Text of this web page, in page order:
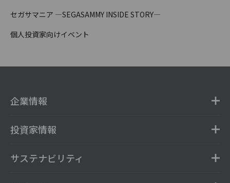
セガサマニア ―SEGASAMMY INSIDE STORY―
個人投資家向けイベント
企業情報
投資家情報
サステナビリティ